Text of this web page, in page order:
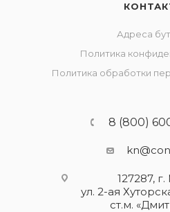
Адреса
Политика
Политика обработки
8 (800)
127287,
ул. 2-ая
ст.м.